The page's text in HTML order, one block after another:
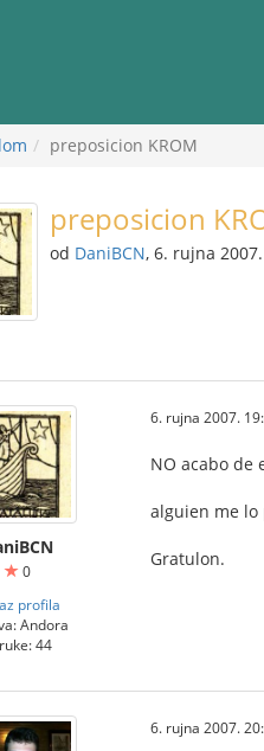
preposicion KROM
preposicion
od DaniBCN, 6. rujna 2007.
0
profila
Andora
44
6. rujna 2007.
NO acabo de
alguien me lo
Gratulon.
6. rujna 2007.